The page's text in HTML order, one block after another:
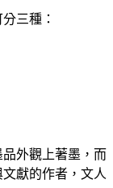
三種：
外觀上著墨，而
獻的作者，文人